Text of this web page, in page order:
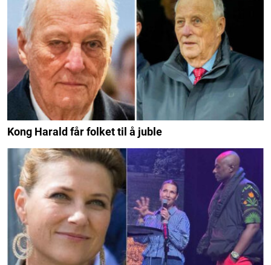
Kong Harald får folket til å juble